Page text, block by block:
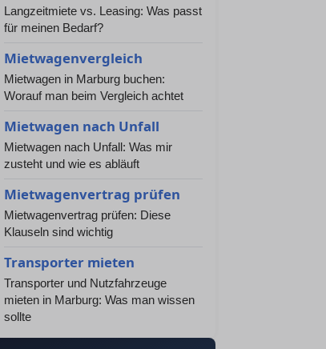
Langzeitmiete vs. Leasing: Was passt
für meinen Bedarf?
Mietwagenvergleich
Mietwagen in Marburg buchen:
Worauf man beim Vergleich achtet
Mietwagen nach Unfall
Mietwagen nach Unfall: Was mir
zusteht und wie es abläuft
Mietwagenvertrag prüfen
Mietwagenvertrag prüfen: Diese
Klauseln sind wichtig
Transporter mieten
Transporter und Nutzfahrzeuge
mieten in Marburg: Was man wissen
sollte